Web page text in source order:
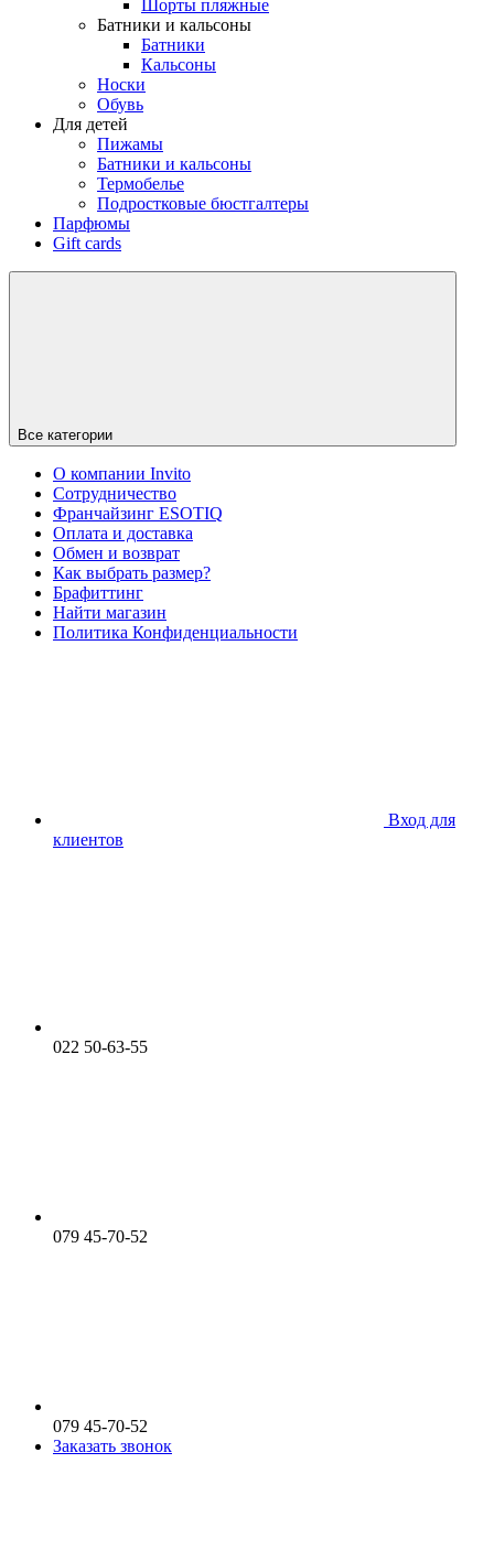
Шорты пляжные
Батники и кальсоны
Батники
Кальсоны
Носки
Обувь
Для детей
Пижамы
Батники и кальсоны
Термобелье
Подростковые бюстгалтеры
Парфюмы
Gift cards
Все категории
О компании Invito
Сотрудничество
Франчайзинг ESOTIQ
Оплата и доставка
Обмен и возврат
Как выбрать размер?
Брафиттинг
Найти магазин
Политика Конфиденциальности
Вход для
клиентов
022 50-63-55
079 45-70-52
079 45-70-52
Заказать звонок